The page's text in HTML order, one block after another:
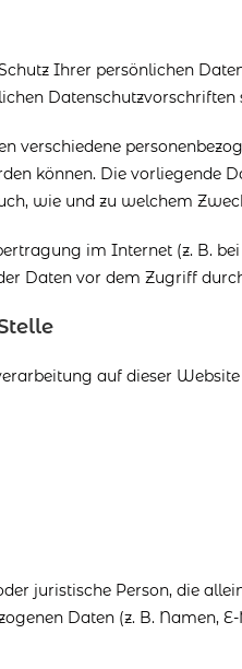
Ihrer persönlichen
verschiedene
können. Die vorliegende
wie und zu welchem
im Internet (z. B.
Daten vor dem Zugriff
auf dieser Website
juristische Person, die
Daten (z. B. Namen,